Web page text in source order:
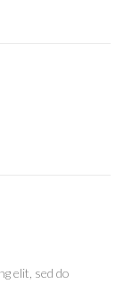
elit, sed do